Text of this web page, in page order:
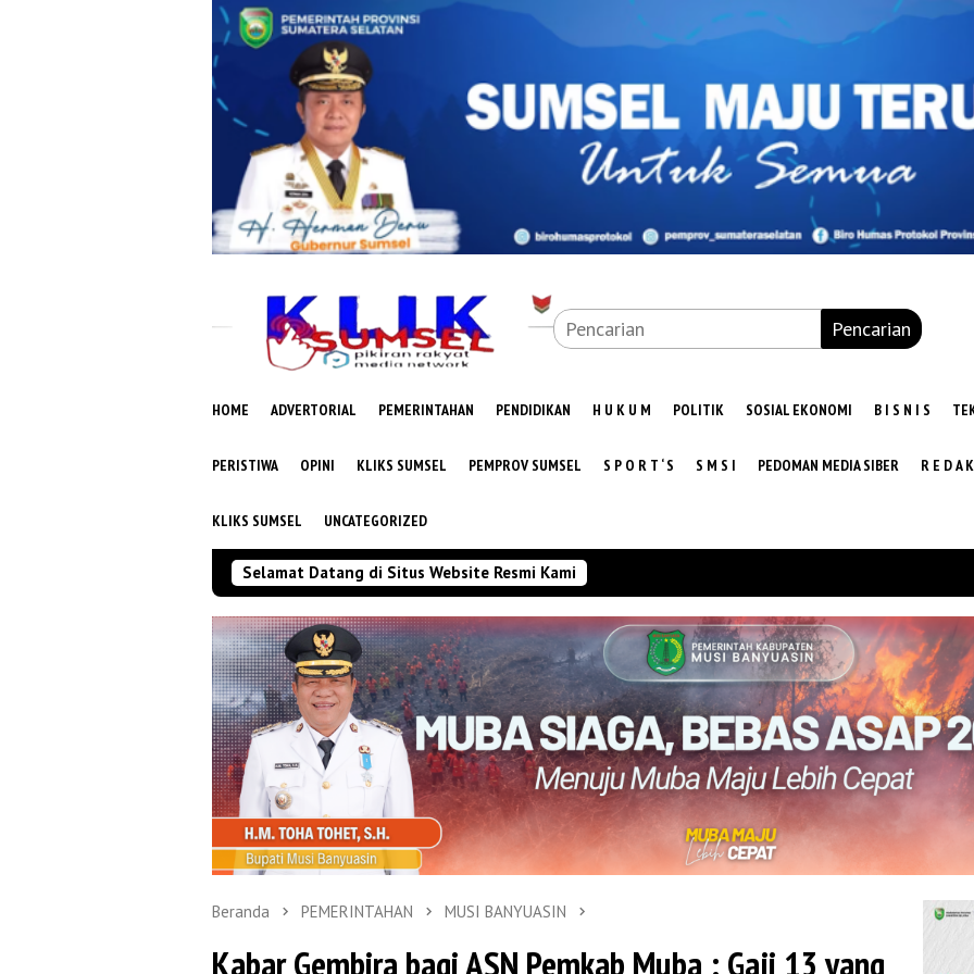
Pencarian
HOME ADVERTORIAL PEMERINTAHAN PENDIDIKAN H U K U M POLITIK SOSIAL EKONOMI B I S N I S
PERISTIWA OPINI KLIKS SUMSEL PEMPROV SUMSEL S P O R T ‘ S S M S I PEDOMAN MEDIA SIBER R E D A
KLIKS SUMSEL UNCATEGORIZED
Selamat Datang di Situs Website Resmi Kami
Beranda PEMERINTAHAN MUSI BANYUASIN
Kabar Gembira bagi ASN Pemkab Muba : Gaji 13 yang